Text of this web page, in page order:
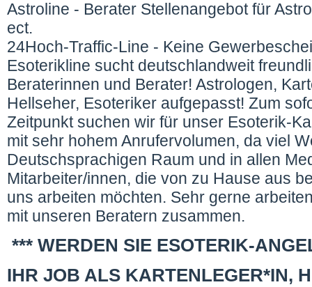
Astroline - Berater Stellenangebot für
ect.
24Hoch-Traffic-Line - Keine
Esoterikline sucht deutschlandweit
Beraterinnen und Berater! Astrologen,
Hellseher, Esoteriker aufgepasst! Zum
Zeitpunkt suchen wir für unser Esoterik-
mit sehr hohem Anrufervolumen, da viel
Deutschsprachigen Raum und in allen
Mitarbeiter/innen, die von zu Hause aus
uns arbeiten möchten. Sehr gerne
mit unseren Beratern zusammen.
*** WERDEN SIE ESOTERIK-
IHR JOB ALS KARTENLEGER*IN,